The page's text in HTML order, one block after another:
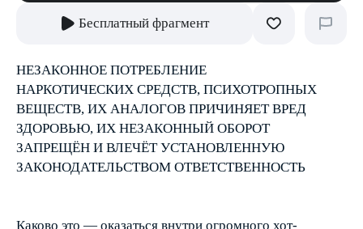
Бесплатный фрагмент
НЕЗАКОННОЕ ПОТРЕБЛЕНИЕ
НАРКОТИЧЕСКИХ СРЕДСТВ, ПСИХОТРОПНЫХ
ВЕЩЕСТВ, ИХ АНАЛОГОВ ПРИЧИНЯЕТ ВРЕД
ЗДОРОВЬЮ, ИХ НЕЗАКОННЫЙ ОБОРОТ
ЗАПРЕЩЁН И ВЛЕЧЁТ УСТАНОВЛЕННУЮ
ЗАКОНОДАТЕЛЬСТВОМ ОТВЕТСТВЕННОСТЬ
Каково это — оказаться внутри огромного хот-